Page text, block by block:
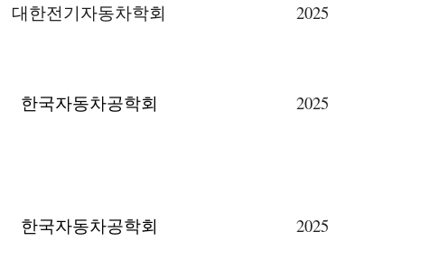
대한전기자동차학회 2025
한국자동차공학회 2025
한국자동차공학회 2025